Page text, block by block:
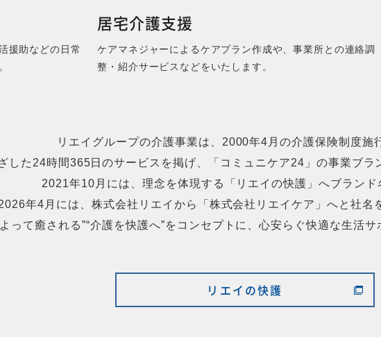
援助などの日常
居宅介護支援
ケアマネジャーによるケアプラン作成や、事業所との連絡調
整・紹介サービスなどをいたします。
リエイグループの介護事業は、2000年4月の介護保険制度施
した24時間365日のサービスを掲げ、「コミュニケア24」の事業ブラ
2021年10月には、理念を体現する「リエイの快護」へブランド
年4月には、株式会社リエイから「株式会社リエイケア」へと社名
って癒される”“介護を快護へ”をコンセプトに、心安らぐ快適な生活サ
リエイの快護